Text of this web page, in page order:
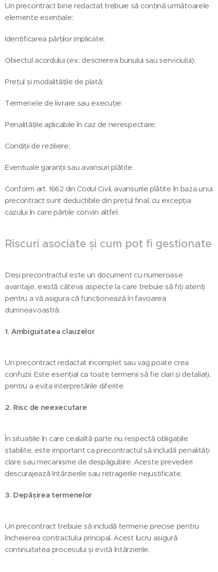
Un precontract bine redactat trebuie să conțină următoarele
elemente esențiale:
Identificarea părților implicate;
Obiectul acordului (ex.: descrierea bunului sau serviciului);
Prețul și modalitățile de plată;
Termenele de livrare sau execuție;
Penalitățile aplicabile în caz de nerespectare;
Condiții de reziliere;
Eventuale garanții sau avansuri plătite.
Conform art. 1662 din Codul Civil, avansurile plătite în baza unui
precontract sunt deductibile din prețul final, cu excepția
cazului în care părțile convin altfel.
Riscuri asociate și cum pot fi gestionate
Deși precontractul este un document cu numeroase
avantaje, există câteva aspecte la care trebuie să fiți atenți
pentru a vă asigura că funcționează în favoarea
dumneavoastră:
1. Ambiguitatea clauzelor
Un precontract redactat incomplet sau vag poate crea
confuzii. Este esențial ca toate termenii să fie clari și detaliați,
pentru a evita interpretările diferite.
2. Risc de neexecutare
În situațiile în care cealaltă parte nu respectă obligațiile
stabilite, este important ca precontractul să includă penalități
clare sau mecanisme de despăgubire. Aceste prevederi
descurajează întârzierile sau retragerile nejustificate.
3. Depășirea termenelor
Un precontract trebuie să includă termene precise pentru
încheierea contractului principal. Acest lucru asigură
continuitatea procesului și evită întârzierile.